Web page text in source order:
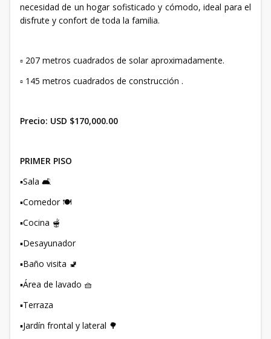
necesidad de un hogar sofisticado y cómodo, ideal para el
disfrute y confort de toda la familia.
▫️ 207 metros cuadrados de solar aproximadamente.
▫️ 145 metros cuadrados de construcción .
Precio: USD $170,000.00
PRIMER PISO
▪️Sala 🛋️
▪️Comedor 🍽️
▪️Cocina 🫕
▪️Desayunador
▪️Baño visita 🚽
▪️Área de lavado 🧺
▪️Terraza
▪️Jardín frontal y lateral 🌳